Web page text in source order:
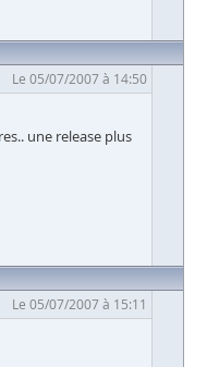
Le 05/07/2007 à 14:50
une release plus
Le 05/07/2007 à 15:11